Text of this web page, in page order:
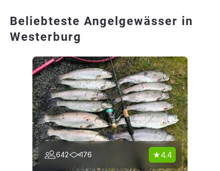
Beliebteste Angelgewässer in
Westerburg
642 176 4.4